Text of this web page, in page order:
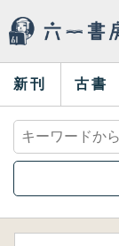
新刊 古書